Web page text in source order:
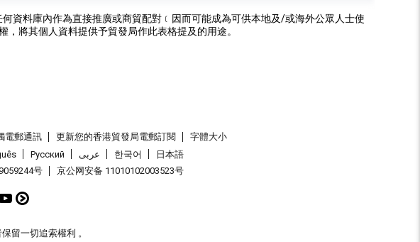
資料庫內作為直接推廣或商貿配對﹝因而可能成為可供本地及/或海外公眾人士使
將其個人資料提供予貿發局作此表格提及的用途。
電郵通訊 更新您的香港貿發局電郵訂閱
字體大小
Pусский عربى 한국어
日本語
号 京公网安备 11010102003523号
留一切追索權利 。